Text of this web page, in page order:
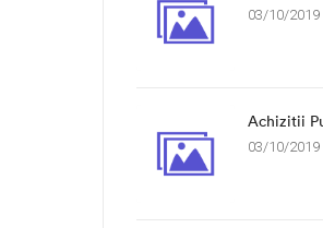
03/10/2019
Achizitii
03/10/2019